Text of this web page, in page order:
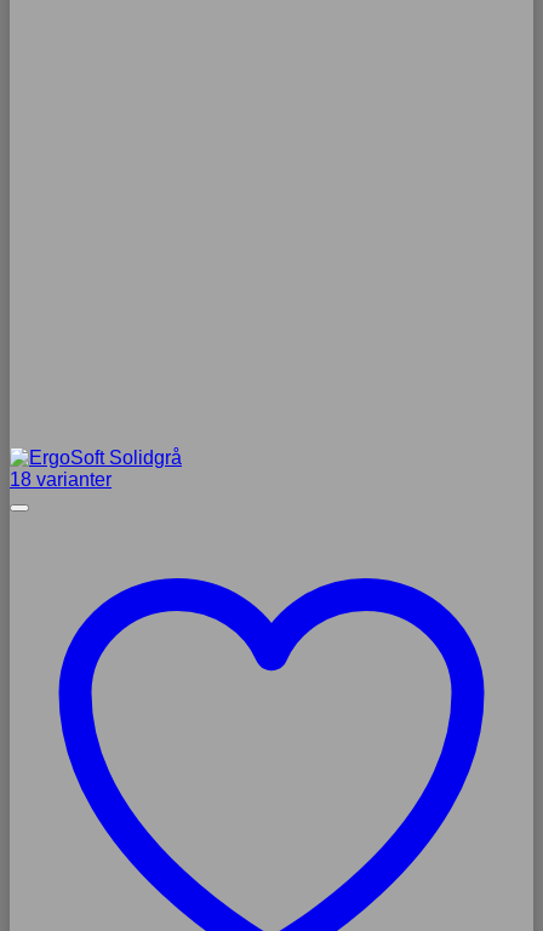
18 varianter